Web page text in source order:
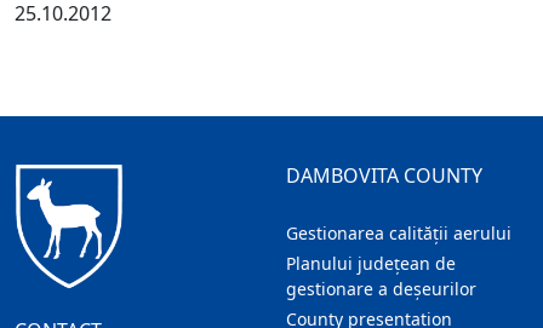
25.10.2012
DAMBOVITA COUNTY
Gestionarea calității aerului
Planului județean de
gestionare a deșeurilor
County presentation